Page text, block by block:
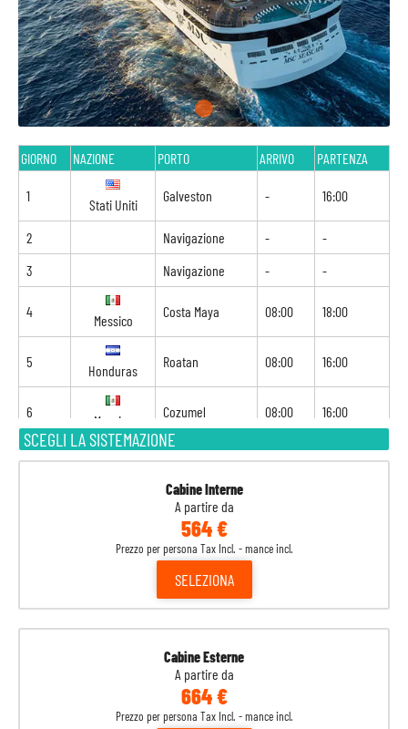
SCEGLI LA SISTEMAZIONE
Cabine Interne
A partire da
564 €
Prezzo per persona Tax Incl. - mance incl.
SELEZIONA
Cabine Esterne
A partire da
664 €
Prezzo per persona Tax Incl. - mance incl.
GIORNO NAZIONE PORTO ARRIVO PARTENZA
1
Stati Uniti
Galveston - 16:00
2 Navigazione -
-
3
Navigazione - -
4
Messico
Costa Maya 08:00 18:00
5
Honduras
Roatan 08:00 16:00
6
Messico
Cozumel 08:00 16:00
7 Navigazione - -
Galveston